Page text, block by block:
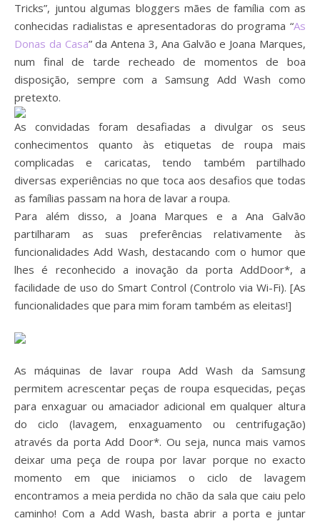
Tricks”, juntou algumas bloggers mães de família com as
conhecidas radialistas e apresentadoras do programa “As
Donas da Casa” da Antena 3, Ana Galvão e Joana Marques,
num final de tarde recheado de momentos de boa
disposição, sempre com a Samsung Add Wash como
pretexto.
As convidadas foram desafiadas a divulgar os seus
conhecimentos quanto às etiquetas de roupa mais
complicadas e caricatas, tendo também partilhado
diversas experiências no que toca aos desafios que todas
as famílias passam na hora de lavar a roupa.
Para além disso, a Joana Marques e a Ana Galvão
partilharam as suas preferências relativamente às
funcionalidades Add Wash, destacando com o humor que
lhes é reconhecido a inovação da porta AddDoor*, a
facilidade de uso do Smart Control (Controlo via Wi-Fi). [As
funcionalidades que para mim foram também as eleitas!]
As máquinas de lavar roupa Add Wash da Samsung
permitem acrescentar peças de roupa esquecidas, peças
para enxaguar ou amaciador adicional em qualquer altura
do ciclo (lavagem, enxaguamento ou centrifugação)
através da porta Add Door*. Ou seja, nunca mais vamos
deixar uma peça de roupa por lavar porque no exacto
momento em que iniciamos o ciclo de lavagem
encontramos a meia perdida no chão da sala que caiu pelo
caminho! Com a Add Wash, basta abrir a porta e juntar